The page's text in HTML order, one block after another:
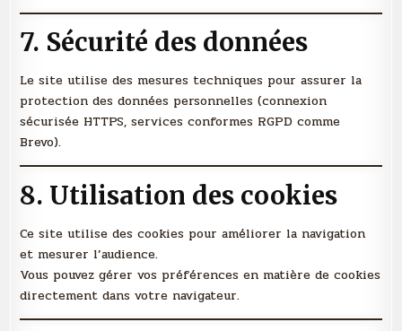
7. Sécurité des données
Le site utilise des mesures techniques pour assurer la
protection des données personnelles (connexion
sécurisée HTTPS, services conformes RGPD comme
Brevo).
8. Utilisation des cookies
Ce site utilise des cookies pour améliorer la navigation
et mesurer l’audience.
Vous pouvez gérer vos préférences en matière de cookies
directement dans votre navigateur.